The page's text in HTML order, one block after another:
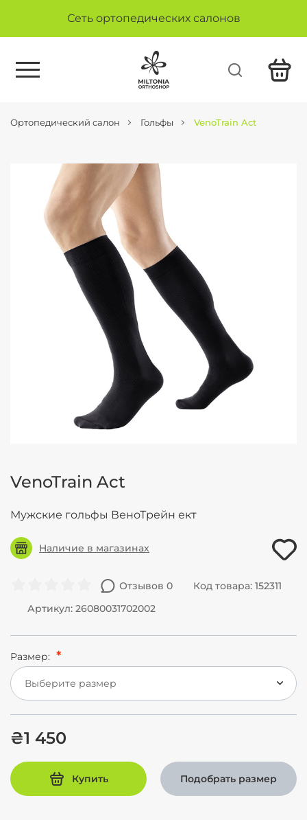
Сеть ортопедических салонов
Ортопедический салон Гольфы VenoTrain Act
VenoTrain Act
Мужские гольфы ВеноТрейн ект
Наличие в магазинах
Отзывов 0
Код товара: 152311
Артикул: 26080031702002
Размер:
Выберите размер
₴1 450
Купить Подобрать размер